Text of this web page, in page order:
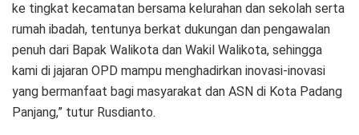
ke tingkat kecamatan bersama kelurahan dan sekolah serta
rumah ibadah, tentunya berkat dukungan dan pengawalan
penuh dari Bapak Walikota dan Wakil Walikota, sehingga
kami di jajaran OPD mampu menghadirkan inovasi-inovasi
yang bermanfaat bagi masyarakat dan ASN di Kota Padang
Panjang,” tutur Rusdianto.